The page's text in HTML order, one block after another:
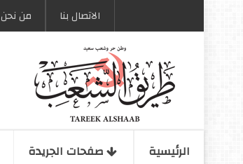
الاتصال بنا من نحن
الرئیسیة صفحات الجریدة